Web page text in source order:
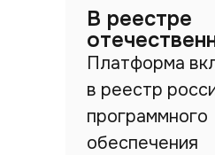
В реестре
Платформа
в реестр
программного
обеспечения